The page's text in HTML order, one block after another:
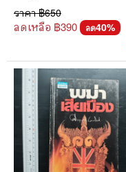
ราคา ฿650
ลดเหลือ ฿390 ลด40%